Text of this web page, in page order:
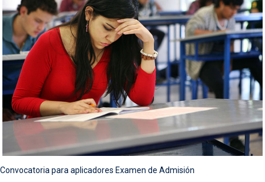
Convocatoria para aplicadores Examen de Admisión